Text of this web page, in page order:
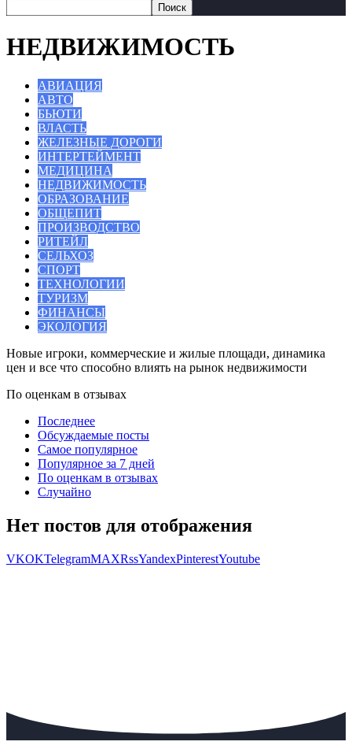
НЕДВИЖИМОСТЬ
АВИАЦИЯ
АВТО
БЬЮТИ
ВЛАСТЬ
ЖЕЛЕЗНЫЕ ДОРОГИ
ИНТЕРТЕЙМЕНТ
МЕДИЦИНА
НЕДВИЖИМОСТЬ
ОБРАЗОВАНИЕ
ОБЩЕПИТ
ПРОИЗВОДСТВО
РИТЕЙЛ
СЕЛЬХОЗ
СПОРТ
ТЕХНОЛОГИИ
ТУРИЗМ
ФИНАНСЫ
ЭКОЛОГИЯ
Новые игроки, коммерческие и жилые площади, динамика
цен и все что способно влиять на рынок недвижимости
По оценкам в отзывах
Последнее
Обсуждаемые посты
Самое популярное
Популярное за 7 дней
По оценкам в отзывах
Случайно
Нет постов для отображения
VKOKTelegramMAXRssYandexPinterestYoutube